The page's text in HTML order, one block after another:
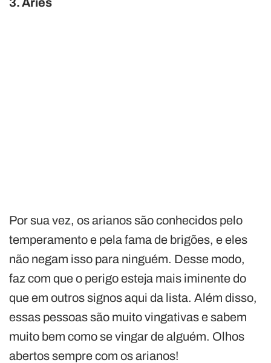
Por sua vez, os arianos são conhecidos pelo
temperamento e pela fama de brigões, e eles
não negam isso para ninguém. Desse modo,
faz com que o perigo esteja mais iminente do
que em outros signos aqui da lista. Além disso,
essas pessoas são muito vingativas e sabem
muito bem como se vingar de alguém. Olhos
abertos sempre com os arianos!